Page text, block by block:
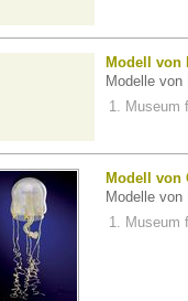
Modell von
Modelle
Museum
Modell von
Modelle
Museum